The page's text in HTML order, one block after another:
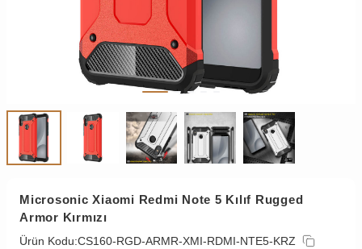
Microsonic Xiaomi Redmi Note 5 Kılıf Rugged
Armor Kırmızı
Ürün Kodu:CS160-RGD-ARMR-XMI-RDMI-NTE5-KRZ